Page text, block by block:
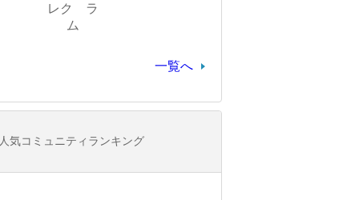
レク ラ
ム
一覧へ
人気コミュニティランキング